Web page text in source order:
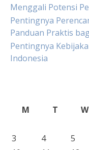
Menggali Potensi
Pentingnya
Panduan Praktis
Pentingnya
Indonesia
M
T W
3
4 5